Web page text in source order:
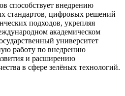
способствует внедрению
стандартов, цифровых решений
подходов, укрепляя
академическом
университет
работу по внедрению
и расширению
в сфере зелёных технологий.